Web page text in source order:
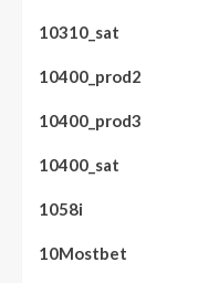
10310_sat
10400_prod2
10400_prod3
10400_sat
1058i
10Mostbet